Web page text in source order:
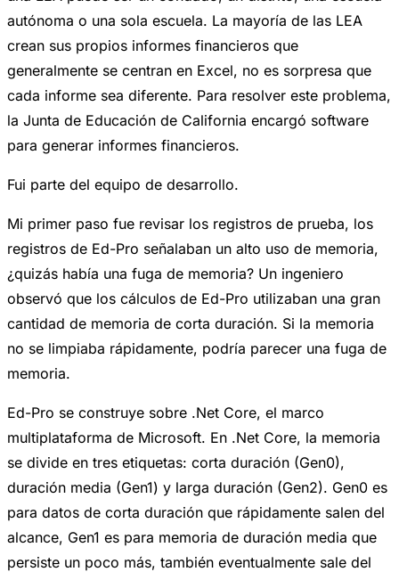
autónoma o una sola escuela. La mayoría de las LEA
crean sus propios informes financieros que
generalmente se centran en Excel, no es sorpresa que
cada informe sea diferente. Para resolver este problema,
la Junta de Educación de California encargó software
para generar informes financieros.
Fui parte del equipo de desarrollo.
Mi primer paso fue revisar los registros de prueba, los
registros de Ed-Pro señalaban un alto uso de memoria,
¿quizás había una fuga de memoria? Un ingeniero
observó que los cálculos de Ed-Pro utilizaban una gran
cantidad de memoria de corta duración. Si la memoria
no se limpiaba rápidamente, podría parecer una fuga de
memoria.
Ed-Pro se construye sobre .Net Core, el marco
multiplataforma de Microsoft. En .Net Core, la memoria
se divide en tres etiquetas: corta duración (Gen0),
duración media (Gen1) y larga duración (Gen2). Gen0 es
para datos de corta duración que rápidamente salen del
alcance, Gen1 es para memoria de duración media que
persiste un poco más, también eventualmente sale del